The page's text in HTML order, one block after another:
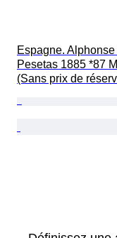
Espagne. Alphonse
Pesetas 1885 *87
(Sans prix de